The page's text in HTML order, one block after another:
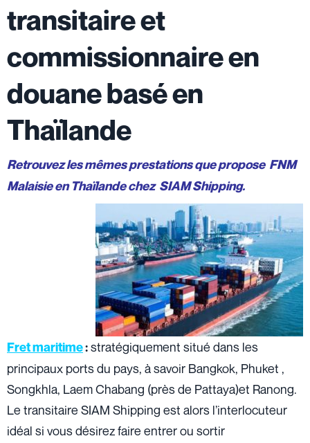
transitaire et
commissionnaire en
douane basé en
Thaïlande
Retrouvez les mêmes prestations que propose FNM
Malaisie en Thaïlande chez SIAM Shipping.
Fret maritime:stratégiquement situé dans les
principaux ports du pays, à savoir Bangkok, Phuket ,
Songkhla, Laem Chabang (près de Pattaya)et Ranong.
Le transitaire SIAM Shipping est alors l’interlocuteur
idéal si vous désirez faire entrer ou sortir